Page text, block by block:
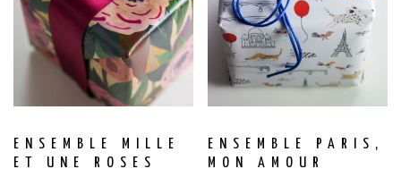
ENSEMBLE MILLE
ET UNE ROSES
ENSEMBLE PARIS,
MON AMOUR